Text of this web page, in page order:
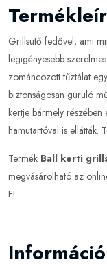
Grillsütő fedővel, ami
legigényesebb
zománcozott tűztálat
biztonságosan guruló
kertje bármely részében
hamutartóval is ellátták.
Termék Ball kerti
megvásárolható az
Ft.